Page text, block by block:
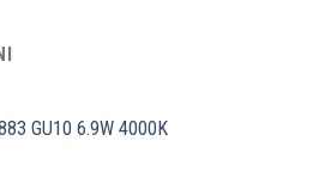
GU10 6.9W 4000K